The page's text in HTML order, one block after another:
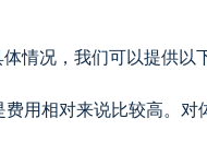
情况，我们可以提供以
用相对来说比较高。对